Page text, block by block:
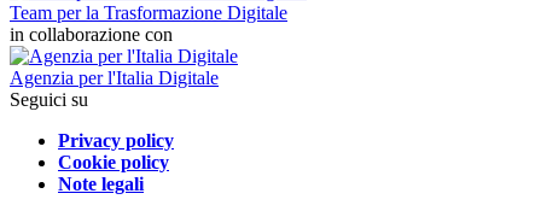
Team per la Trasformazione Digitale
in collaborazione con
Agenzia per l'Italia Digitale
Seguici su
Privacy policy
Cookie policy
Note legali